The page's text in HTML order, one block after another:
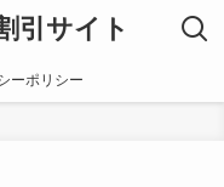
引サイト
ーポリシー